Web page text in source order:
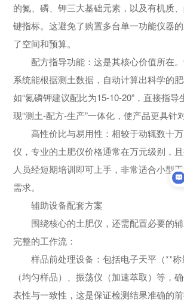
的氮、磷、钾三大基础元素，以及有机质
键指标。这避免了购置多台单一功能仪器
了空间和预算。
配方指导功能：这是其核心价值所在
系统能根据测土数据，自动计算出科学的
如“氮磷钾建议配比为15-10-20”，直接指导
现“测土-配方-生产”一体化，使产品更具针对
高性价比与易用性：相较于动辄数十
仪，专业的土肥仪价格通常在万元级别，
人员经短期培训即可上手，非常适合小型
需求。
辅助设备配套方案
围绕核心的土肥仪，还需配置必要的
完整的工作流：
样品前处理设备：包括电子天平（**
（均匀样品）、振荡仪（加速萃取）等，
表性与一致性，这是保证检测结果准确的前